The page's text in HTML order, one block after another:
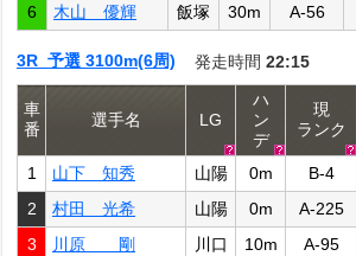
6
木山 優輝 飯塚 30m A-56
3R 予選 3100m(6周) 発走時間 22:15
車
番
選手名 LG
ハ
ン
デ
現
ランク
1 山下 知秀 山陽 0m B-4
2
村田 光希 山陽 0m A-225
3
川原 剛 川口 10m A-95